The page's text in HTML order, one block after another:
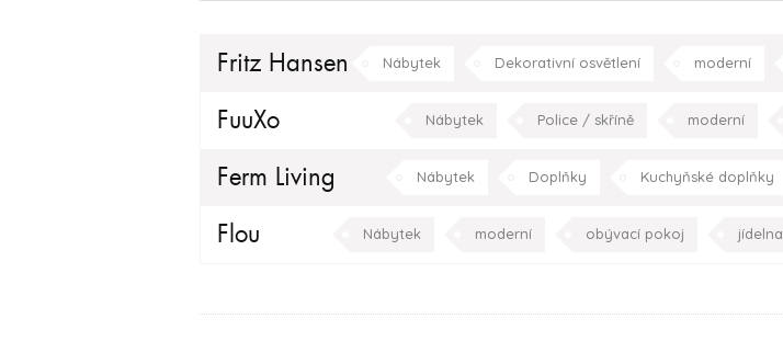
Fritz Hansen Nábytek Dekorativní osvětlení moderní
FuuXo Nábytek Police / skříně moderní
Ferm Living Nábytek Doplňky Kuchyňské doplňky
Flou Nábytek moderní obývací pokoj jídelna